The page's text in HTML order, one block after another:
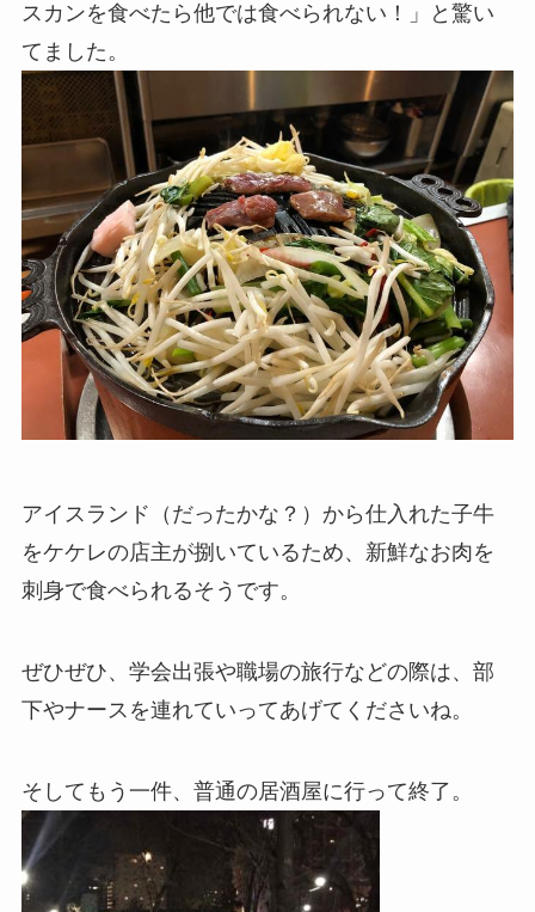
スカンを食べたら他では食べられない！」と驚い
てました。
アイスランド（だったかな？）から仕入れた子牛
をケケレの店主が捌いているため、新鮮なお肉を
刺身で食べられるそうです。
ぜひぜひ、学会出張や職場の旅行などの際は、部
下やナースを連れていってあげてくださいね。
そしてもう一件、普通の居酒屋に行って終了。